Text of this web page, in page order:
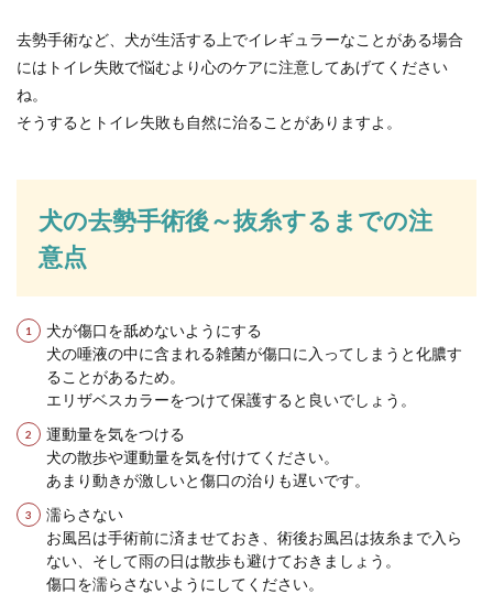
去勢手術など、犬が生活する上でイレギュラーなことがある場合
にはトイレ失敗で悩むより心のケアに注意してあげてください
ね。
そうするとトイレ失敗も自然に治ることがありますよ。
犬の去勢手術後～抜糸するまでの注
意点
犬が傷口を舐めないようにする
犬の唾液の中に含まれる雑菌が傷口に入ってしまうと化膿す
ることがあるため。
エリザベスカラーをつけて保護すると良いでしょう。
運動量を気をつける
犬の散歩や運動量を気を付けてください。
あまり動きが激しいと傷口の治りも遅いです。
濡らさない
お風呂は手術前に済ませておき、術後お風呂は抜糸まで入ら
ない、そして雨の日は散歩も避けておきましょう。
傷口を濡らさないようにしてください。